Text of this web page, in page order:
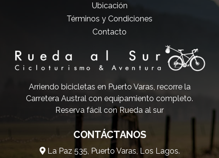
Ubicación
Términos y Condiciones
Contacto
Arriendo bicicletas en Puerto Varas, recorre la
Carretera Austral con equipamiento completo.
Reserva fácil con Rueda al sur
CONTÁCTANOS
La Paz 535, Puerto Varas, Los Lagos.